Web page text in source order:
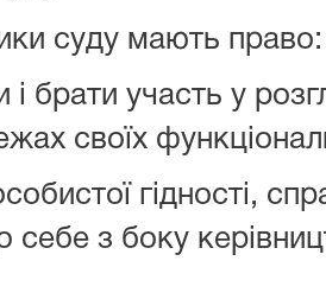
суду мають право:
і брати участь у
своїх
гідності,
себе з боку